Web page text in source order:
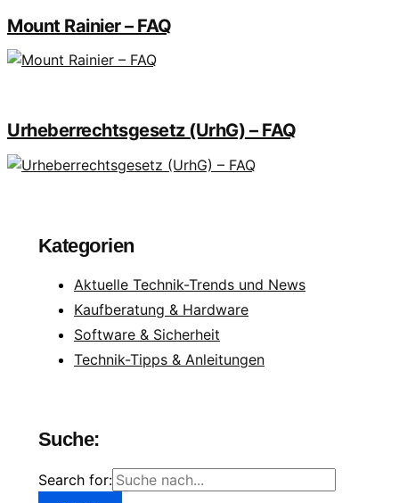
Mount Rainier – FAQ
Urheberrechtsgesetz (UrhG) – FAQ
Kategorien
Aktuelle Technik-Trends und News
Kaufberatung & Hardware
Software & Sicherheit
Technik-Tipps & Anleitungen
Suche:
Search for: